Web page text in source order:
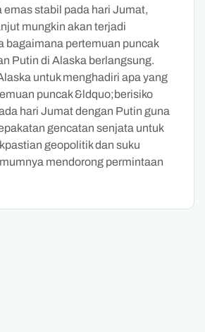
emas stabil pada hari Jumat,
mungkin akan terjadi
bagaimana pertemuan puncak
Putin di Alaska berlangsung.
untuk menghadiri apa yang
puncak &ldquo;berisiko
hari Jumat dengan Putin guna
gencatan senjata untuk
geopolitik dan suku
mendorong permintaan